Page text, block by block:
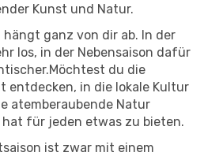
Kunst und Natur.
hängt ganz von dir ab. In der
los, in der Nebensaison dafür
du die
entdecken, in die lokale Kultur
atemberaubende Natur
hat für jeden etwas zu bieten.
ist zwar mit einem